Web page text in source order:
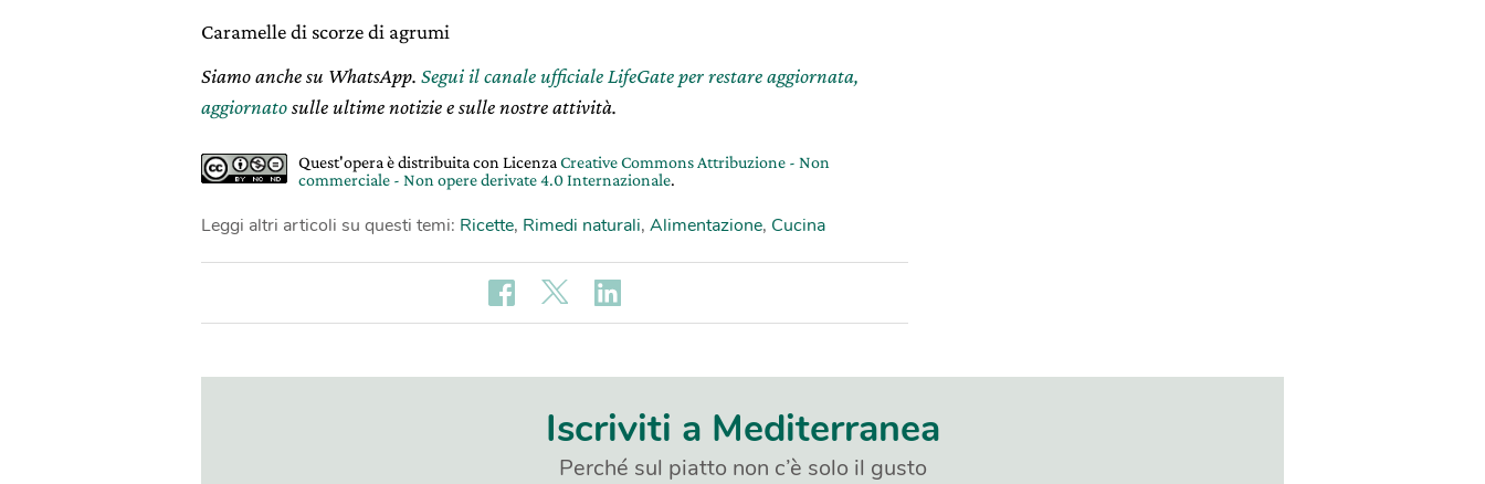
Caramelle di scorze di agrumi
Siamo anche su WhatsApp. Segui il canale ufficiale LifeGate per restare aggiornata,
aggiornatosulle ultime notizie e sulle nostre attività.
Quest'opera è distribuita con Licenza Creative Commons Attribuzione - Non
commerciale - Non opere derivate 4.0 Internazionale.
Leggi altri articoli su questi temi: Ricette, Rimedi naturali, Alimentazione, Cucina
Iscriviti a Mediterranea
Perché sul piatto non c’è solo il gusto